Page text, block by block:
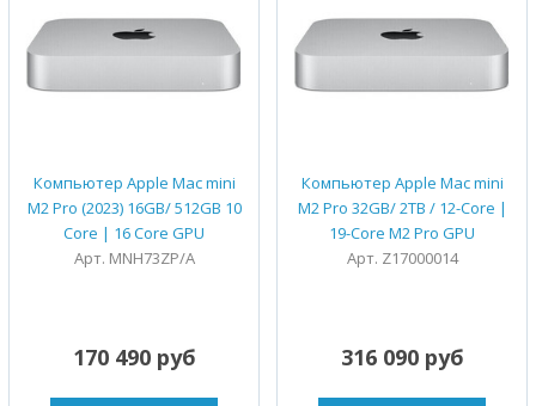
Компьютер Apple Mac mini
M2 Pro (2023) 16GB/ 512GB 10
Core | 16 Core GPU
Арт. MNH73ZP/A
170 490 руб
Компьютер Apple Mac mini
M2 Pro 32GB/ 2TB / 12-Core |
19-Core M2 Pro GPU
Арт. Z17000014
316 090 руб